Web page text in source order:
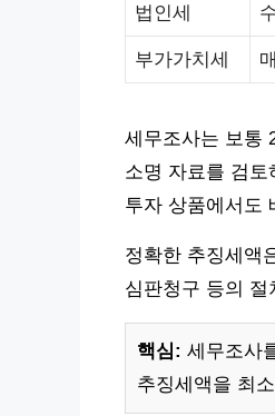
법인세
부가가치세
세무조사는 보통
소명 자료를 검
투자 상품에서도
정확한 추징세액
심판청구 등의
핵심: 세무조사
추징세액을 최